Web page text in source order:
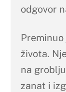
odgovor
života.
na
zanat i